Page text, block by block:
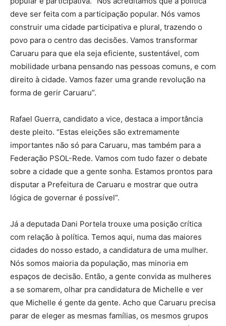
deve ser feita com a participação popular. Nós vamos
construir uma cidade participativa e plural, trazendo o
povo para o centro das decisões. Vamos transformar
Caruaru para que ela seja eficiente, sustentável, com
mobilidade urbana pensando nas pessoas comuns, e com
direito à cidade. Vamos fazer uma grande revolução na
forma de gerir Caruaru”.
Rafael Guerra, candidato a vice, destaca a importância
deste pleito. “Estas eleições são extremamente
importantes não só para Caruaru, mas também para a
Federação PSOL-Rede. Vamos com tudo fazer o debate
sobre a cidade que a gente sonha. Estamos prontos para
disputar a Prefeitura de Caruaru e mostrar que outra
lógica de governar é possível”.
Já a deputada Dani Portela trouxe uma posição crítica
com relação à política. Temos aqui, numa das maiores
cidades do nosso estado, a candidatura de uma mulher.
Nós somos maioria da população, mas minoria em
espaços de decisão. Então, a gente convida as mulheres
a se somarem, olhar pra candidatura de Michelle e ver
que Michelle é gente da gente. Acho que Caruaru precisa
parar de eleger as mesmas famílias, os mesmos grupos